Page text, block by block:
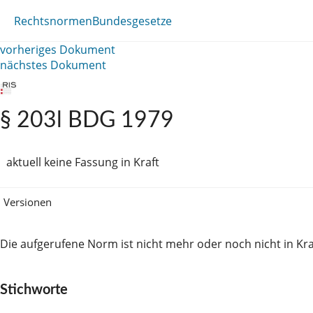
RechtsnormenBundesgesetze
vorheriges Dokument
nächstes Dokument
§ 203l BDG 1979
aktuell keine Fassung in Kraft
Versionen
Die aufgerufene Norm ist nicht mehr oder noch nicht in
Stichworte